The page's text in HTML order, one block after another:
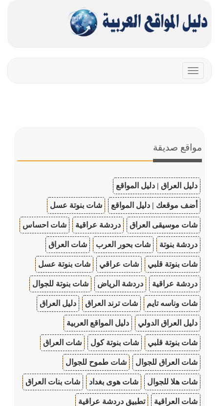
Toggle
navigation
مواقع صديقة
دليل العراق | دليل المواقع
أضف موقعك | دليل المواقع شات بنوتة عسل
شات موسيقى العراق دردشة عراقية شات احساس
دردشة بنوتة شات بحور العرب شات العراق
شات بنوتة قلبي شات عراقي شات بنوتة عسل
دردشة عراقية دردشة الرياض شات بنوتة للجوال
شات وناسه تايم شات ترند العراق دليل العراق
دليل العراق الدولي دليل المواقع العربية
شات بنوتة قلبي شات بنوتة كول شات العراق
شات العراق للجوال شات طموح للجوال
شات هلا للجوال شات هوى بغداد شات بنات العراق
شات العراقية تطبيق دردشة عراقية